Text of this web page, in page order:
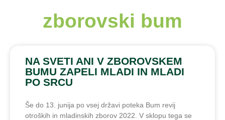
zborovski bum
NA SVETI ANI V ZBOROVSKEM
BUMU ZAPELI MLADI IN MLADI
PO SRCU
Še do 13. junija po vsej državi poteka Bum revij
otroških in mladinskih zborov 2022. V sklopu tega se